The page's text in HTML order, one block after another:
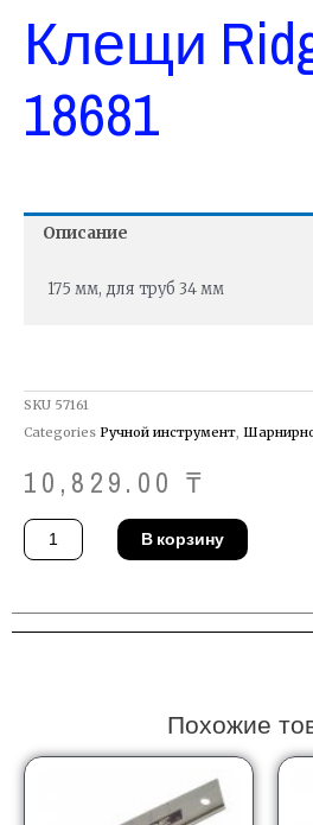
Клещи
18681
Описание
175 мм, для труб 34 мм
SKU 57161
Categories Ручной инструмент,
10,829.00 ₸
Количество
товара
Клещи
В корзину
Похожие